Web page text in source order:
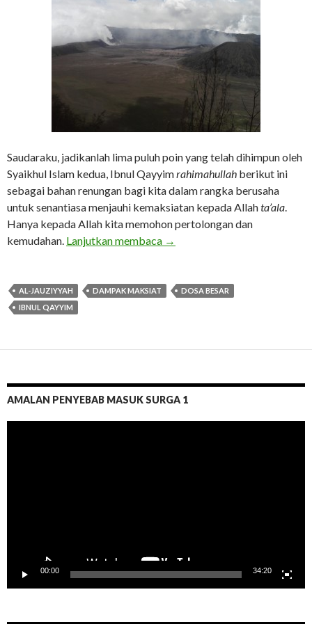
Saudaraku, jadikanlah lima puluh poin yang telah dihimpun oleh
Syaikhul Islam kedua, Ibnul Qayyimrahimahullah berikut ini
sebagai bahan renungan bagi kita dalam rangka berusaha
untuk senantiasa menjauhi kemaksiatan kepada Allahta’ala.
Hanya kepada Allah kita memohon pertolongan dan
kemudahan. Lanjutkan membaca Akibat Buruk Berbuat Maksiat
→
AL-JAUZIYYAH DAMPAK MAKSIAT
DOSA BESAR
IBNUL QAYYIM
AMALAN PENYEBAB MASUK SURGA 1
00:00 34:20